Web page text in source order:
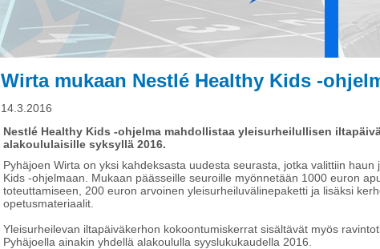
Wirta mukaan Nestlé Healthy Kids -
14.3.2016
Nestlé Healthy Kids -ohjelma mahdollistaa yleisurheilullisen
alakoululaisille syksyllä 2016.
Pyhäjoen Wirta on yksi kahdeksasta uudesta seurasta, jotka valittiin
Kids -ohjelmaan. Mukaan päässeille seuroille myönnetään 1000 euron
toteuttamiseen, 200 euron arvoinen yleisurheiluvälinepaketti ja lisäksi
opetusmateriaalit.
Yleisurheilevan iltapäiväkerhon kokoontumiskerrat sisältävät myös
Pyhäjoella ainakin yhdellä alakoululla syyslukukaudella 2016.